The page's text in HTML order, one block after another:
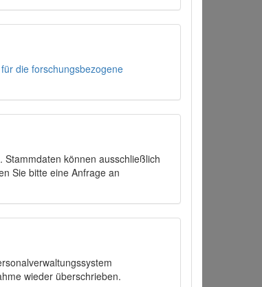
die forschungsbezogene
können ausschließlich
Sie bitte eine Anfrage an
wieder überschrieben.